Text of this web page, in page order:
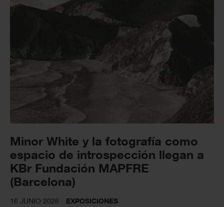
Minor White y la fotografía como
espacio de introspección llegan a
KBr Fundación MAPFRE
(Barcelona)
16 JUNIO 2026 EXPOSICIONES